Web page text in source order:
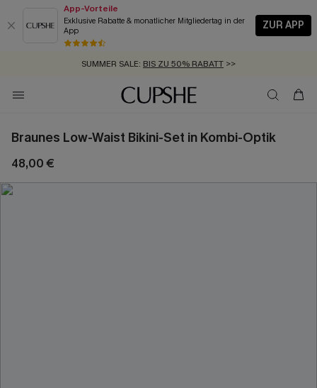
App-Vorteile
Exklusive Rabatte & monatlicher Mitgliedertag in der
App
ZUR APP
GRATIS MASSBAND MIT JEDEM SCHNELLVERSAND-ARTIKEL >>
SUMMER SALE: BIS ZU 50% RABATT >>
ZUM NEWSLETTER:BIS ZU -20% EXTRA ERHALTEN
KOSTENLOSER VERSAND AB 89 €
Braunes Low-Waist Bikini-Set in Kombi-Optik
48,00 €